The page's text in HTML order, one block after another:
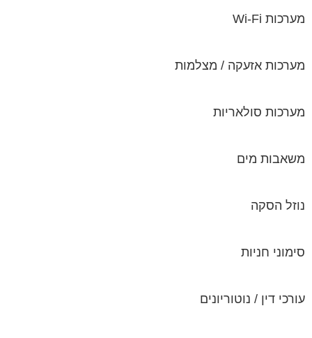
מערכות Wi-Fi
מערכות אזעקה / מצלמות
מערכות סולאריות
משאבות מים
נוזל הסקה
סימוני חניות
עורכי דין / נוטוריונים